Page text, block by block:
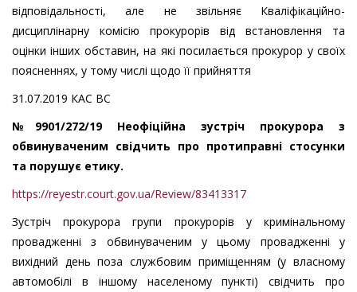
відповідальності, але не звільняє Кваліфікаційно-
дисциплінарну комісію прокурорів від встановлення та
оцінки інших обставин, на які посилається прокурор у своїх
поясненнях, у тому числі щодо її прийняття
31.07.2019 КАC ВС
№9901/272/19 Неофіційна зустріч прокурора з
обвинуваченим свідчить про протиправні стосунки
та порушує етику.
https://reyestr.court.gov.ua/Review/83413317
Зустріч прокурора групи прокурорів у кримінальному
провадженні з обвинуваченим у цьому провадженні у
вихідний день поза службовим приміщенням (у власному
автомобілі в іншому населеному пункті) свідчить про